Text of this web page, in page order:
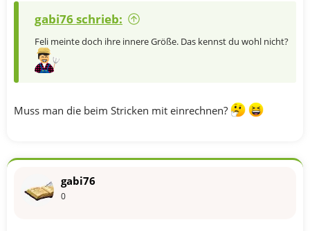
gabi76 schrieb:
Feli meinte doch ihre innere Größe. Das kennst du wohl nicht?
Muss man die beim Stricken mit einrechnen?
gabi76
0